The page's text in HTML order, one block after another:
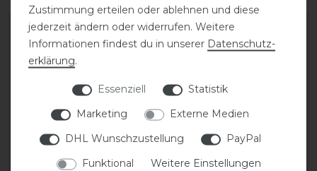
-30%
Zustimmung erteilen oder ablehnen und diese
jederzeit ändern oder widerrufen. Weitere
Informationen findest du in unserer Daten­schutz­
erklärung.
Essenziell
Statistik
Marketing
Externe Medien
DHL Wunschzustellung
PayPal
Funktional
Weitere Einstellungen